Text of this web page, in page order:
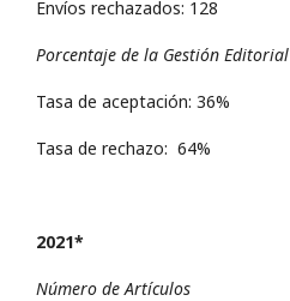
Envíos rechazados: 128
Porcentaje de la Gestión Editorial
Tasa de aceptación: 36%
Tasa de rechazo: 64%
2021*
Número de Artículos